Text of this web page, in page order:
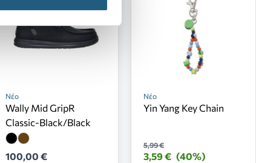
Νέο
Wally Mid GripR
Classic-Black/Black
100,00 €
Νέο
Yin Yang Key Chain
5,99 €
3,59 € (40%)